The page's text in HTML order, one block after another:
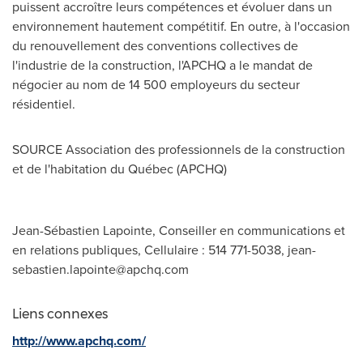
puissent accroître leurs compétences et évoluer dans un
environnement hautement compétitif. En outre, à l'occasion
du renouvellement des conventions collectives de
l'industrie de la construction, l'APCHQ a le mandat de
négocier au nom de 14 500 employeurs du secteur
résidentiel.
SOURCE Association des professionnels de la construction
et de l'habitation du Québec (APCHQ)
Jean-Sébastien Lapointe, Conseiller en communications et
en relations publiques, Cellulaire : 514 771-5038, jean-
sebastien.lapointe@apchq.com
Liens connexes
http://www.apchq.com/